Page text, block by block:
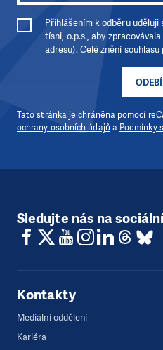
Přihlášením k odběru uděluji
tísni, o.p.s., aby
adresu). Celé znění souhlasu
Tato stránka je chráněna pomocí
ochrany osobních údajů a Podmínky
Sledujte nás na
Kontakty
Mediální oddělení
Kariéra